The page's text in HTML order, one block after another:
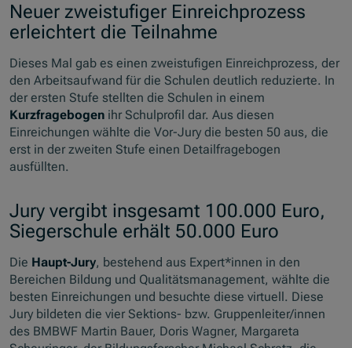
Neuer zweistufiger Einreichprozess
erleichtert die Teilnahme
Dieses Mal gab es einen zweistufigen Einreichprozess, der
den Arbeitsaufwand für die Schulen deutlich reduzierte. In
der ersten Stufe stellten die Schulen in einem
Kurzfragebogen ihr Schulprofil dar. Aus diesen
Einreichungen wählte die Vor-Jury die besten 50 aus, die
erst in der zweiten Stufe einen Detailfragebogen
ausfüllten.
Jury vergibt insgesamt 100.000 Euro,
Siegerschule erhält 50.000 Euro
Die Haupt-Jury, bestehend aus Expert*innen in den
Bereichen Bildung und Qualitätsmanagement, wählte die
besten Einreichungen und besuchte diese virtuell. Diese
Jury bildeten die vier Sektions- bzw. Gruppenleiter/innen
des BMBWF Martin Bauer, Doris Wagner, Margareta